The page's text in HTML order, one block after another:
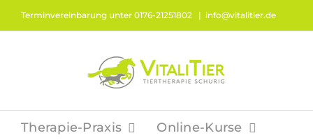
Terminvereinbarung unter 0176-21251802 | info@vitalitier.de
Therapie-Praxis Online-Kurse